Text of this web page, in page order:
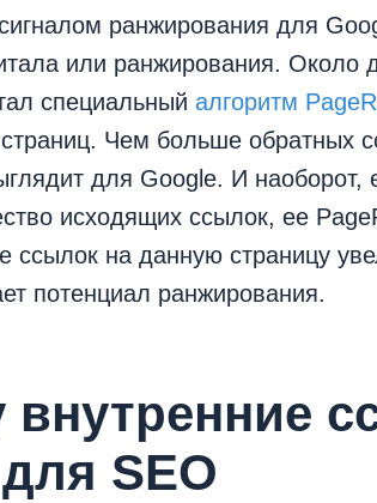
ранжирования для
или ранжирования. Около
специальный алгоритм
страниц. Чем больше обратных
для Google. И наоборот,
исходящих ссылок, ее
ссылок на данную страницу
потенциал ранжирования.
внутренние
SEO